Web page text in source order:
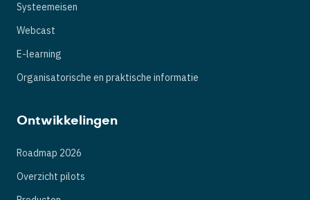
Systeemeisen
Webcast
E-learning
Organisatorische en praktische informatie
Ontwikkelingen
Roadmap 2026
Overzicht pilots